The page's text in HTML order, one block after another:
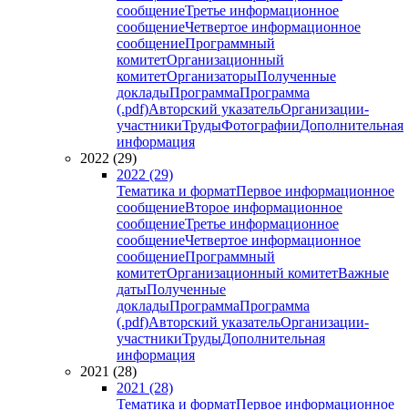
сообщениеТретье информационное
сообщениеЧетвертое информационное
сообщениеПрограммный
комитетОрганизационный
комитетОрганизаторыПолученные
докладыПрограммаПрограмма
(.pdf)Авторский указательОрганизации-
участникиТрудыФотографииДополнительная
информация
2022 (29)
2022 (29)
Тематика и форматПервое информационное
сообщениеВторое информационное
сообщениеТретье информационное
сообщениеЧетвертое информационное
сообщениеПрограммный
комитетОрганизационный комитетВажные
датыПолученные
докладыПрограммаПрограмма
(.pdf)Авторский указательОрганизации-
участникиТрудыДополнительная
информация
2021 (28)
2021 (28)
Тематика и форматПервое информационное